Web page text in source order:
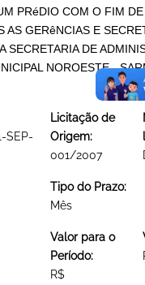
PRéDIO COM O FIM
AS GERêNCIAS E
SECRETARIA DE
NOROESTE -
SEP-
Licitação de
Origem:
001/2007
Tipo do Prazo:
Mês
Valor para o
Período:
R$